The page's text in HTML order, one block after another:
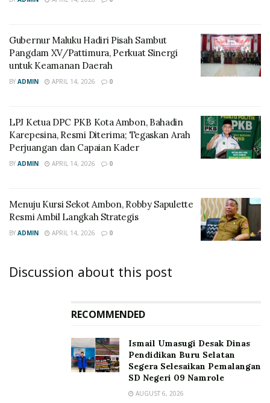
Gubernur Maluku Hadiri Pisah Sambut
Pangdam XV/Pattimura, Perkuat Sinergi
untuk Keamanan Daerah
BY ADMIN APRIL 14, 2026 0
LPJ Ketua DPC PKB Kota Ambon, Bahadin
Karepesina, Resmi Diterima; Tegaskan Arah
Perjuangan dan Capaian Kader
BY ADMIN APRIL 14, 2026 0
Menuju Kursi Sekot Ambon, Robby Sapulette
Resmi Ambil Langkah Strategis
BY ADMIN APRIL 14, 2026 0
Discussion about this post
RECOMMENDED
Ismail Umasugi Desak Dinas
Pendidikan Buru Selatan
Segera Selesaikan Pemalangan
SD Negeri 09 Namrole
AUGUST 6, 2026